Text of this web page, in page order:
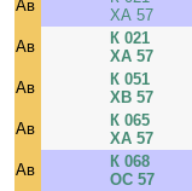
Ав
ХА 57
Ав
К 021
ХА 57
Ав
К 051
ХВ 57
Ав
К 065
ХА 57
Ав
К 068
ОС 57